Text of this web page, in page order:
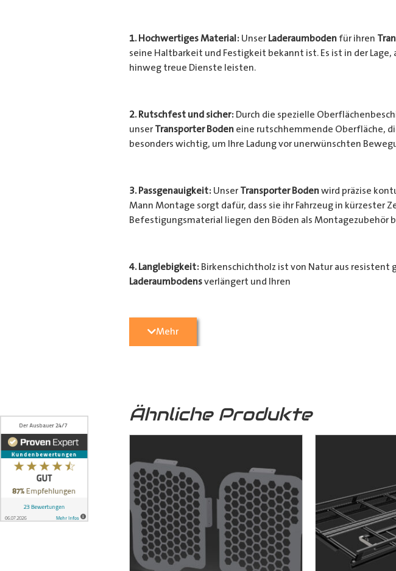
1. Hochwertiges Material: Unser Laderaumbodenfür ihren
seine Haltbarkeit und Festigkeit bekannt ist. Es ist in der
hinweg treue Dienste leisten.
2. Rutschfest und sicher: Durch die spezielle
unser Transporter Bodeneine rutschhemmende Oberfläche,
besonders wichtig, um Ihre Ladung vor unerwünschten
3. Passgenauigkeit: Unser Transporter Bodenwird präzise
Mann Montage sorgt dafür, dass sie ihr Fahrzeug in
Befestigungsmaterial liegen den Böden als Montagezubehör
4. Langlebigkeit: Birkenschichtholz ist von Natur aus resistent
Laderaumbodensverlängert und Ihren
geschützt.
Das von uns verwendete Holz stammt
7. Formschlüssige Verbindung:Die Wechselfalzverbindung ist
ineinandergreifen und mittels Madenschrauben miteinander
formschlüssige Verbindung, bei der die Platten präzise und
können, auch auf längere Zeit nicht. Dadurch gewährleisten
dem Boden und der seitlichen Karosserie gefertigt wird – kein
Mehr
Ähnliche Produkte